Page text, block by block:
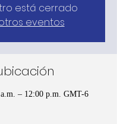
está cerrado
eventos
– 12:00 p.m. GMT-6